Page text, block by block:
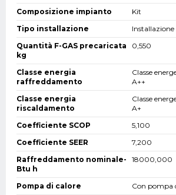
Composizione impianto
Kit
Tipo installazione
Quantità F-GAS precaricata
kg
0,550
Classe energia
raffreddamento
Classe
A++
Classe energia
riscaldamento
Classe
A+
Coefficiente SCOP
5,100
Coefficiente SEER
7,200
Raffreddamento nominale-
Btu h
18000,000
Pompa di calore
Con pompa